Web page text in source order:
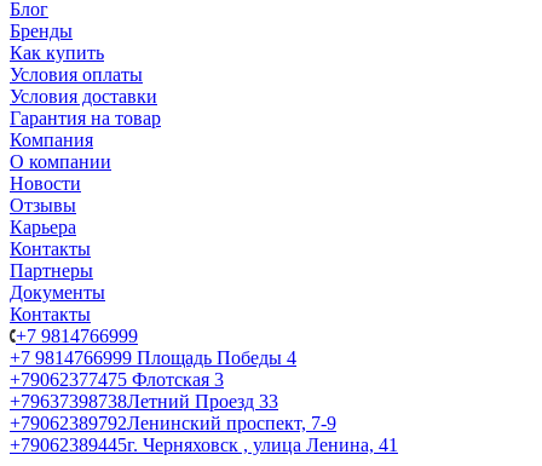
Блог
Бренды
Как купить
Условия оплаты
Условия доставки
Гарантия на товар
Компания
О компании
Новости
Отзывы
Карьера
Контакты
Партнеры
Документы
Контакты
+7 9814766999
+7 9814766999 Площадь Победы 4
+79062377475 Флотская 3
+79637398738Летний Проезд 33
+79062389792Ленинский проспект, 7-9
+79062389445г. Черняховск , улица Ленина, 41